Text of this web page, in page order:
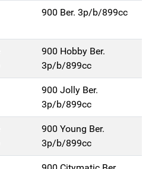
900 Ber. 3p/b/899cc
900 Hobby Ber.
3p/b/899cc
900 Jolly Ber.
3p/b/899cc
900 Young Ber.
3p/b/899cc